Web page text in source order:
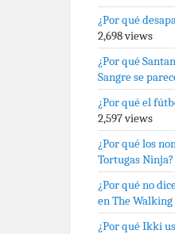
¿Por qué
2,698 views
¿Por qué
Sangre se
¿Por qué el
2,597 views
¿Por qué los
Tortugas Ninja?
¿Por qué no
en The Walking
¿Por qué Ikki